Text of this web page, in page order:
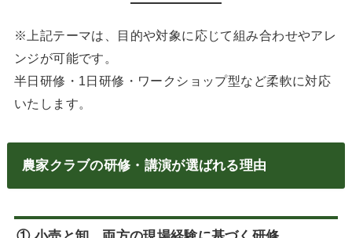
※上記テーマは、目的や対象に応じて組み合わせやアレ
ンジが可能です。
半日研修・1日研修・ワークショップ型など柔軟に対応
いたします。
農家クラブの研修・講演が選ばれる理由